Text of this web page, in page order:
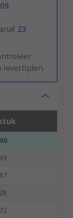
09
23
levertijden.